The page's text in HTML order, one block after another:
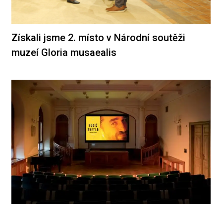
Získali jsme 2. místo v Národní soutěži
muzeí Gloria musaealis